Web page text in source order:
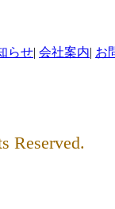
らせ| 会社案内| お
Reserved.